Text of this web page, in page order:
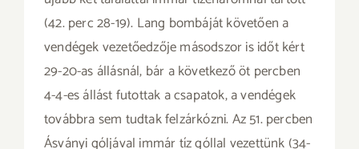
(42. perc 28-19). Lang bombáját követően a
vendégek vezetőedzője másodszor is időt kért
29-20-as állásnál, bár a következő öt percben
4-4-es állást futottak a csapatok, a vendégek
továbbra sem tudtak felzárkózni. Az 51. percben
Ásványi góljával immár tíz góllal vezettünk (34-